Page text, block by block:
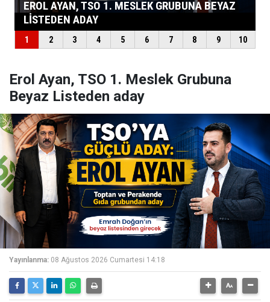
Erol Ayan, TSO 1. Meslek Grubuna
Beyaz Listeden aday
Yayınlanma: 08 Ağustos 2026 Cumartesi 14:18